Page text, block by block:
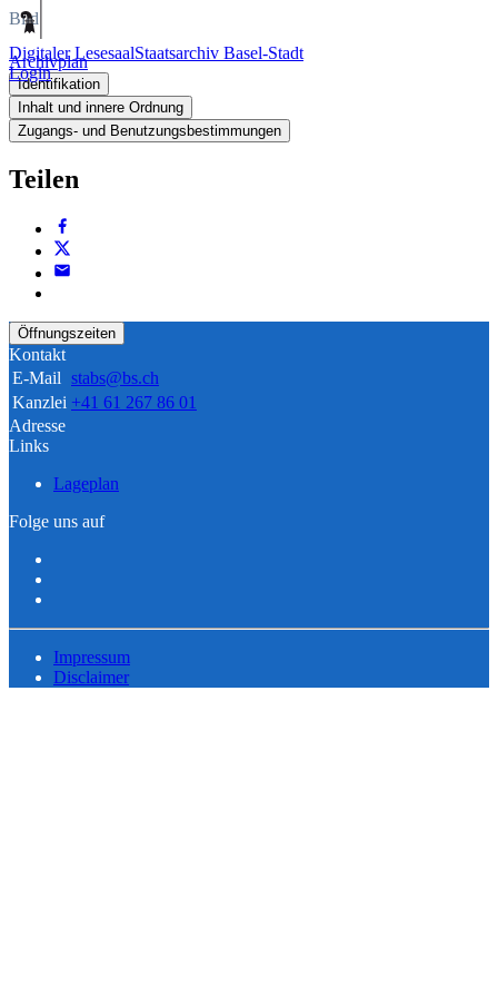
Digitaler LesesaalStaatsarchiv Basel-Stadt
Login
Bild
Archivplan
Identifikation
Inhalt und innere Ordnung
Zugangs- und Benutzungsbestimmungen
Teilen
Öffnungszeiten
Kontakt
E-Mail stabs@bs.ch
Kanzlei +41 61 267 86 01
Adresse
Links
Lageplan
Folge uns auf
Impressum
Disclaimer